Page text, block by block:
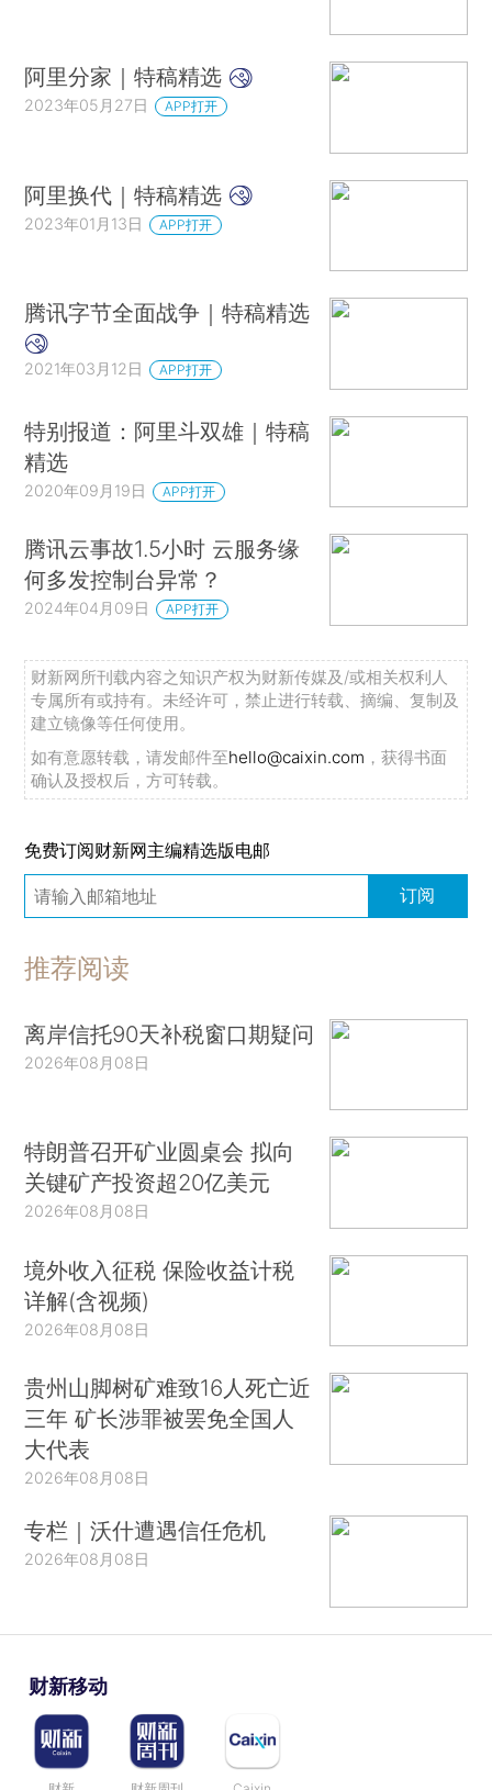
阿里分家｜特稿精选
2023年05月27日 APP打开
阿里换代｜特稿精选
2023年01月13日 APP打开
腾讯字节全面战争｜特稿精选
2021年03月12日 APP打开
特别报道：阿里斗双雄｜特稿
精选
2020年09月19日 APP打开
腾讯云事故1.5小时 云服务缘
何多发控制台异常？
2024年04月09日 APP打开
财新网所刊载内容之知识产权为财新传媒及/或相关权利人
专属所有或持有。未经许可，禁止进行转载、摘编、复制及
建立镜像等任何使用。
如有意愿转载，请发邮件至hello@caixin.com ，获得书面
确认及授权后，方可转载。
免费订阅财新网主编精选版电邮
订阅
推荐阅读
离岸信托90天补税窗口期疑问
2026年08月08日
特朗普召开矿业圆桌会 拟向
关键矿产投资超20亿美元
2026年08月08日
境外收入征税 保险收益计税
详解(含视频)
2026年08月08日
贵州山脚树矿难致16人死亡近
三年 矿长涉罪被罢免全国人
大代表
2026年08月08日
专栏｜沃什遭遇信任危机
2026年08月08日
财新移动